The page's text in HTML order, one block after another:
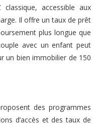
accessible aux
Il offre un taux de prêt
plus longue que
avec un enfant peut
un bien immobilier de 150
des programmes
d’accès et des taux de